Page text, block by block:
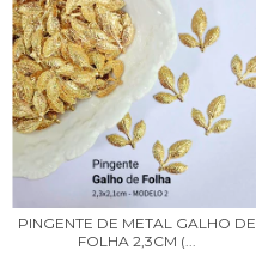
PINGENTE DE METAL GALHO DE
FOLHA 2,3CM (...